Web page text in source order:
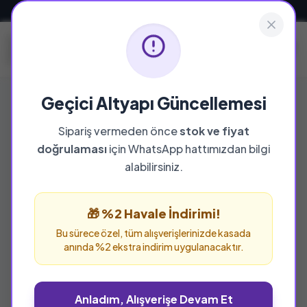
Geçici Altyapı Güncellemesi
Sipariş vermeden öncestok ve fiyat
doğrulamasıiçin WhatsApp hattımızdan bilgi
alabilirsiniz.
🎁 %2 Havale İndirimi!
Bu sürece özel, tüm alışverişlerinizde kasada
anında %2 ekstra indirim uygulanacaktır.
Anladım, Alışverişe Devam Et
YAYINEVI
Final Kültür Sanat Y
Final Kültür Sanat Y yayınevine ait tüm eserleri
bu sayfada inceleyebilir ve güvenle sipariş